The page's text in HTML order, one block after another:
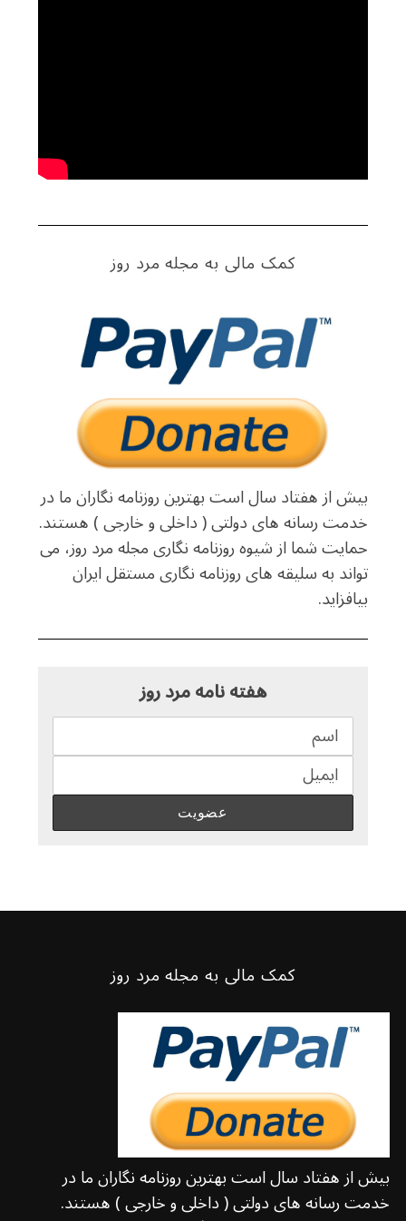
کمک مالی به مجله مرد روز
بیش از هفتاد سال است بهترین روزنامه نگاران ما در
خدمت رسانه های دولتی ( داخلی و خارجی ) هستند.
حمایت شما از شیوه روزنامه نگاری مجله مرد روز، می
تواند به سلیقه های روزنامه نگاری مستقل ایران
بیافزاید.
هفته نامه مرد روز
کمک مالی به مجله مرد روز
بیش از هفتاد سال است بهترین روزنامه نگاران ما در
خدمت رسانه های دولتی ( داخلی و خارجی ) هستند.